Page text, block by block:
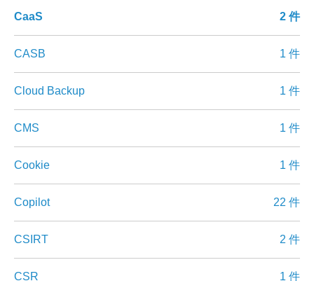
CaaS 2 件
CASB 1 件
Cloud Backup 1 件
CMS 1 件
Cookie 1 件
Copilot 22 件
CSIRT 2 件
CSR 1 件